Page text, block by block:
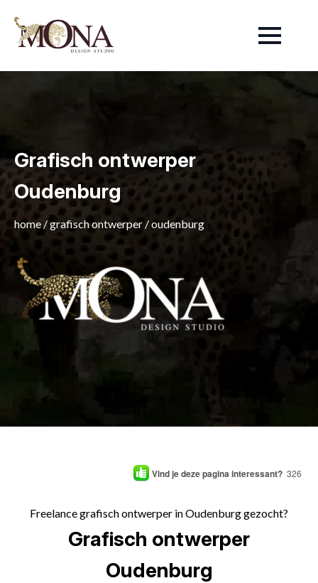
Grafisch ontwerper
Oudenburg
home /grafisch ontwerper /oudenburg
Vind je deze pagina interessant? 326
Freelance grafisch ontwerper in Oudenburg gezocht?
Grafisch ontwerper
Oudenburg